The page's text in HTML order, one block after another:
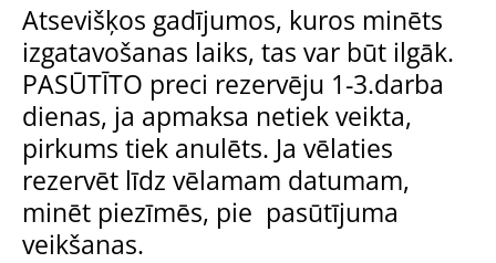
Atsevišķos gadījumos, kuros minēts
izgatavošanas laiks, tas var būt ilgāk.
PASŪTĪTO preci rezervēju 1-3.darba
dienas, ja apmaksa netiek veikta,
pirkums tiek anulēts. Ja vēlaties
rezervēt līdz vēlamam datumam,
minēt piezīmēs, pie pasūtījuma
veikšanas.